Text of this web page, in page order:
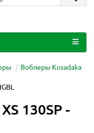
Воблеры Kosadaka
130SP -